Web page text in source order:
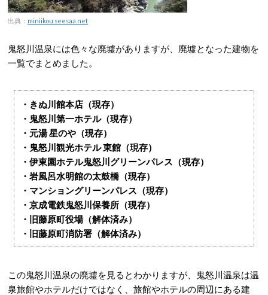
出典： miniikou.seesaa.net
鬼怒川温泉には色々な廃墟がありますが、廃墟となった建物を
一覧でまとめました。
・きぬ川館本店（現存）
・鬼怒川第一ホテル（現存）
・元湯 星のや（現存）
・鬼怒川観光ホテル 東館（現存）
・伊東園ホテル鬼怒川グリーンパレス（現存）
・岩風呂水明館の太鼓橋（現存）
・マンショングリーンパレス（現存）
・京成電鉄鬼怒川保養所（現存）
・旧藤原町役場（解体済み）
・旧藤原町消防署（解体済み）
この鬼怒川温泉の廃墟を見るとわかりますが、鬼怒川温泉は温
泉旅館やホテルだけではなく、旅館やホテルの周辺にある建